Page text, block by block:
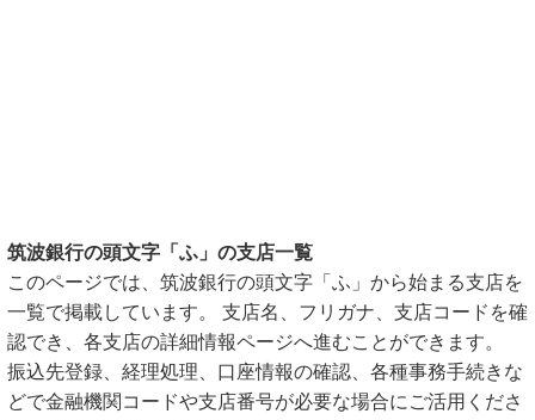
筑波銀行の頭文字「ふ」の支店一覧
このページでは、筑波銀行の頭文字「ふ」から始まる支店を
一覧で掲載しています。 支店名、フリガナ、支店コードを確
認でき、各支店の詳細情報ページへ進むことができます。
振込先登録、経理処理、口座情報の確認、各種事務手続きな
どで金融機関コードや支店番号が必要な場合にご活用くださ